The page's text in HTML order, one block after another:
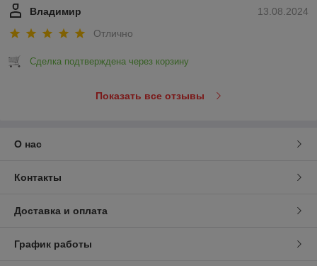
13.08.2024
Владимир
Отлично
Сделка подтверждена через корзину
Показать все отзывы
О нас
Контакты
Доставка и оплата
График работы